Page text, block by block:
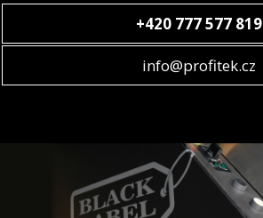
+420 777 577 819
info@profitek.cz